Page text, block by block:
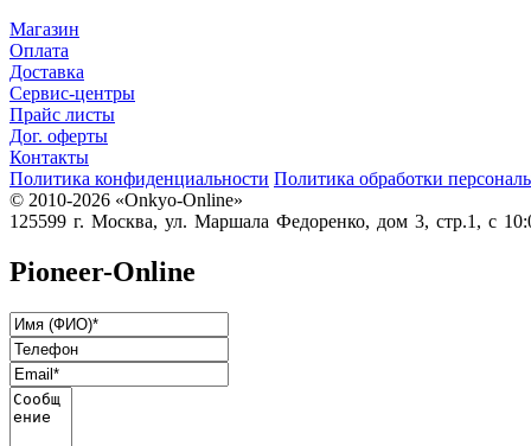
Магазин
Оплата
Доставка
Сервис-центры
Прайс листы
Дог. оферты
Контакты
Политика конфиденциальности Политика обработки
© 2010-2026 «Onkyo-Online»
125599 г. Москва, ул. Маршала Федоренко, дом 3, стр.1, с
Pioneer-Online